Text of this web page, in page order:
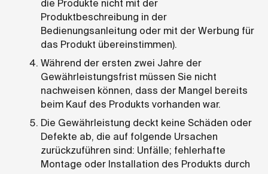
die Produkte nicht mit der
Produktbeschreibung in der
Bedienungsanleitung oder mit der Werbung für
das Produkt übereinstimmen).
Während der ersten zwei Jahre der
Gewährleistungsfrist müssen Sie nicht
nachweisen können, dass der Mangel bereits
beim Kauf des Produkts vorhanden war.
Die Gewährleistung deckt keine Schäden oder
Defekte ab, die auf folgende Ursachen
zurückzuführen sind: Unfälle; fehlerhafte
Montage oder Installation des Produkts durch